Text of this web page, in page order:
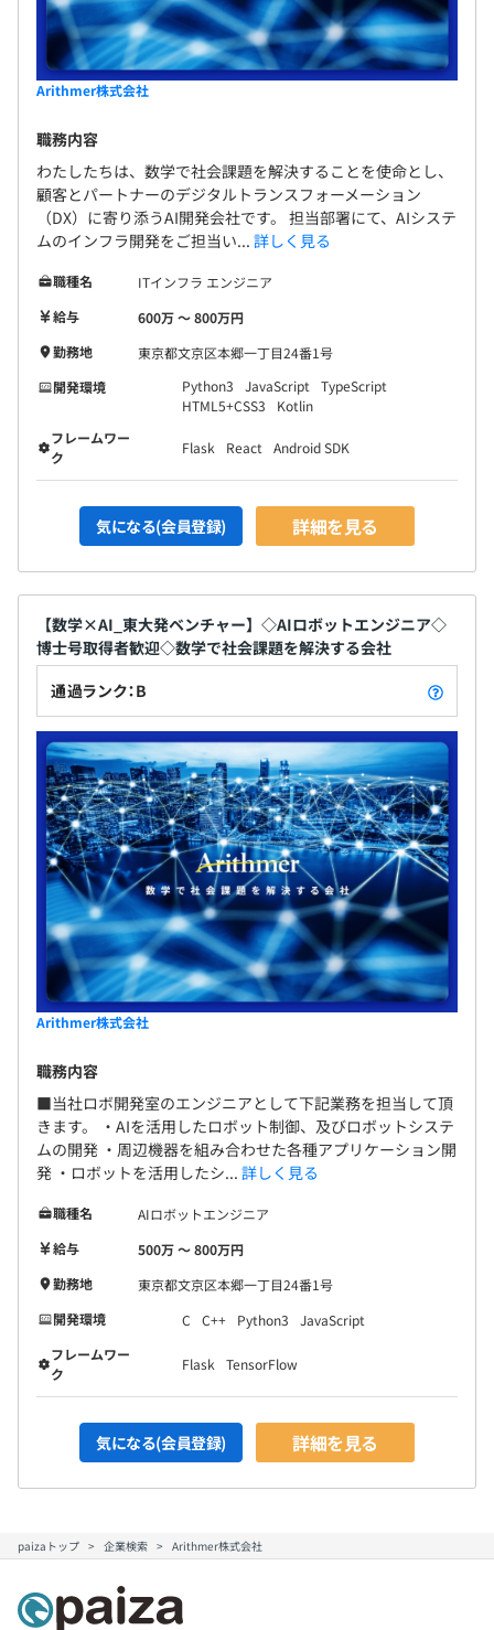
Arithmer株式会社
職務内容
わたしたちは、数学で社会課題を解決することを使命とし、
顧客とパートナーのデジタルトランスフォーメーション
（DX）に寄り添うAI開発会社です。 担当部署にて、AIシステ
ムのインフラ開発をご担当い... 詳しく見る
職種名
ITインフラ エンジニア
給与
600万 〜 800万円
勤務地
東京都文京区本郷一丁目24番1号
開発環境
Python3 JavaScript
TypeScript
HTML5+CSS3
Kotlin
フレームワー
ク
Flask React Android SDK
気になる(会員登録) 詳細を見る
【数学×AI_東大発ベンチャー】◇AIロボットエンジニア◇
博士号取得者歓迎◇数学で社会課題を解決する会社
通過ランク：B
Arithmer株式会社
職務内容
■当社ロボ開発室のエンジニアとして下記業務を担当して頂
きます。 ・AIを活用したロボット制御、及びロボットシステ
ムの開発 ・周辺機器を組み合わせた各種アプリケーション開
発 ・ロボットを活用したシ... 詳しく見る
職種名
AIロボットエンジニア
給与
500万 〜 800万円
勤務地
東京都文京区本郷一丁目24番1号
開発環境
C C++ Python3
JavaScript
フレームワー
ク
Flask TensorFlow
気になる(会員登録) 詳細を見る
paizaトップ 企業検索 Arithmer株式会社